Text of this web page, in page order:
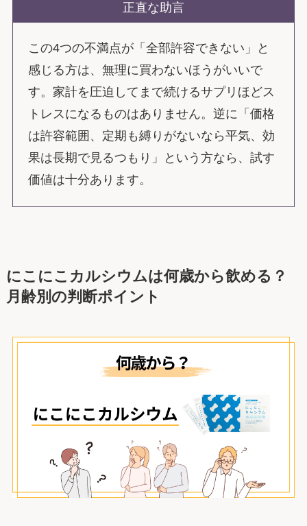
正直な助言
この4つの不満点が「全部許容できない」と
感じる方は、無理に買わないほうがいいで
す。家計を圧迫してまで続けるサプリほどス
トレスになるものはありません。逆に「価格
は許容範囲、定期も縛りがないなら平気、効
果は長期で見るつもり」という方なら、試す
価値は十分あります。
にこにこカルシウムは何歳から飲める？
月齢別の判断ポイント